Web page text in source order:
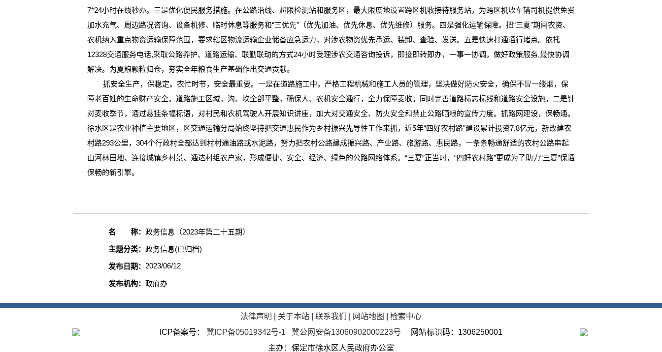
7*24小时在线秒办。三是优化便民服务措施。在公路沿线、超限检测站和服务区，最大限度地设置跨区机收接待服务站，为跨区机收车辆司机提供免费
加水充气、周边路况咨询、设备机修、临时休息等服务和“三优先”（优先加油、优先休息、优先维修）服务。四是强化运输保障。把“三夏”期间农资、
农机纳入重点物资运输保障范围，要求辖区物流运输企业储备应急运力，对涉农物资优先承运、装卸、查验、发送。五是快速打通通行堵点。依托
12328交通服务电话,采取公路养护、道路运输、联勤联动的方式24小时受理涉农交通咨询投诉，即接即转即办，一事一协调，做好政策服务,最快协调
解决。为夏粮颗粒归仓，夯实全年粮食生产基础作出交通贡献。
抓安全生产，保稳定。农忙时节，安全最重要。一是在道路施工中，严格工程机械和施工人员的管理，坚决做好防火安全，确保不冒一缕烟，保
障老百姓的生命财产安全。道路施工区域，沟、坎全部平整，确保人、农机安全通行，全力保障麦收。同时完善道路标志标线和道路安全设施。二是针
对麦收季节，通过悬挂条幅标语，对村民和农机驾驶人开展知识讲座，加大对交通安全、防火安全和禁止公路晒粮的宣传力度。抓路网建设，保畅通。
徐水区是农业种植主要地区，区交通运输分局始终坚持把交通惠民作为乡村振兴先导性工作来抓，近5年“四好农村路”建设累计投资7.8亿元，新改建农
村路293公里，304个行政村全部达到村村通油路或水泥路，努力把农村公路建成振兴路、产业路、旅游路、惠民路，一条条畅通舒适的农村公路串起
山河林田地、连接城镇乡村景、通达村组农户家，形成便捷、安全、经济、绿色的公路网络体系。“三夏”正当时，“四好农村路”更成为了助力“三夏”保通
保畅的新引擎。
名 称： 政务信息（2023年第二十五期）
主题分类： 政务信息(已归档)
发布日期： 2023/06/12
发布机构： 政府办
法律声明 关于本站| 联系我们 网站地图
检索中心
ICP备案号：
冀ICP备05019342号-1 冀公网安备13060902000223号 网站标识码：1306250001
主办：保定市徐水区人民政府办公室